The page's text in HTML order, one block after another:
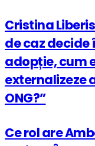
Cristina
de caz
adopție, cum
externalizeze
ONG?”
Ce rol are